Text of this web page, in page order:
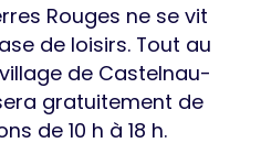
Rouges ne se vit
de loisirs. Tout au
de Castelnau-
gratuitement de
de 10 h à 18 h.